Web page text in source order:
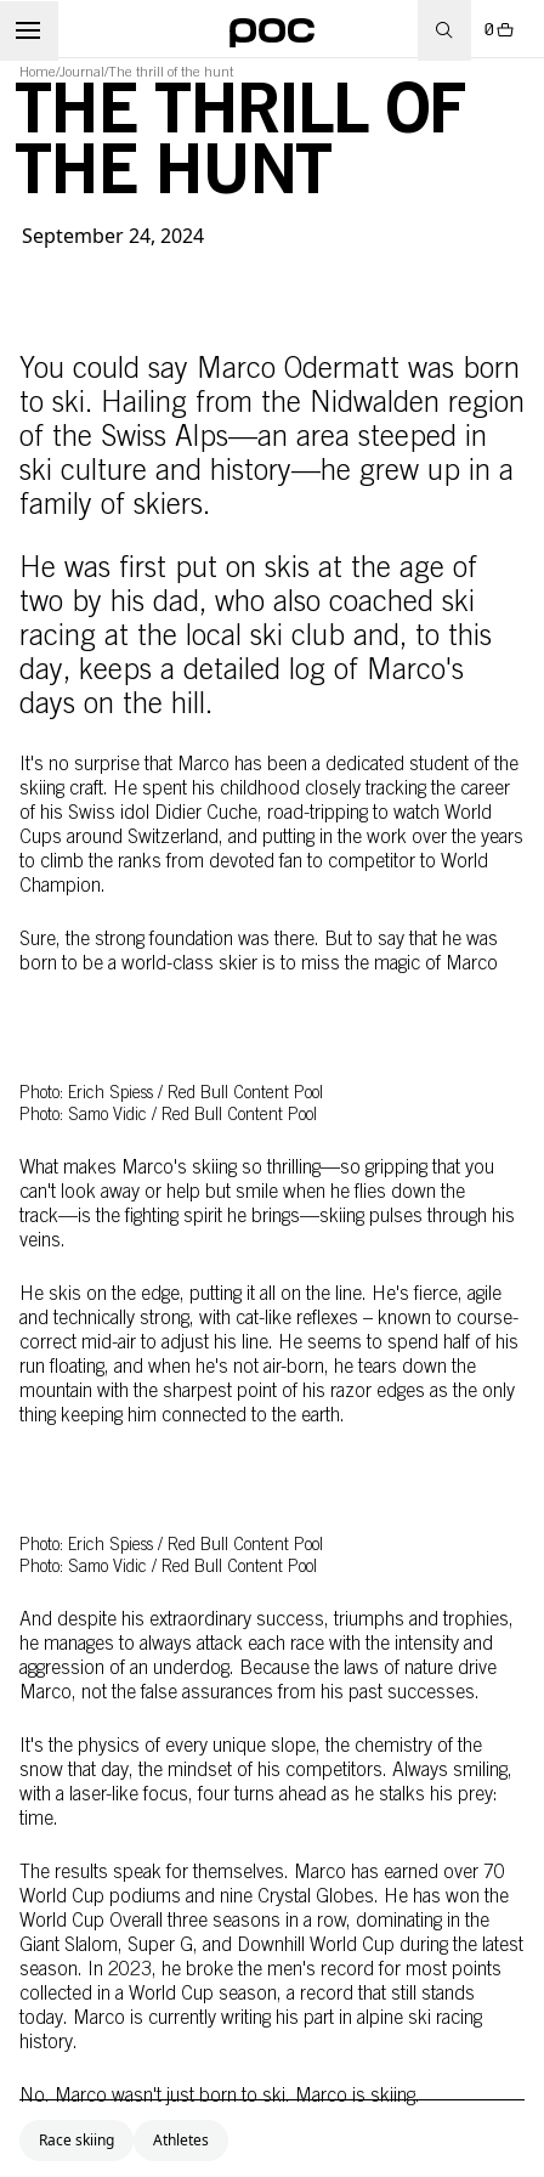
0
Home/Journal /The thrill of the hunt
THE THRILL OF
THE HUNT
September 24, 2024
You could say Marco Odermatt was born
to ski. Hailing from the Nidwalden region
of the Swiss Alps––an area steeped in
ski culture and history­­––he grew up in a
family of skiers.
He was first put on skis at the age of
two by his dad, who also coached ski
racing at the local ski club and, to this
day, keeps a detailed log of Marco's
days on the hill.
It's no surprise that Marco has been a dedicated student of the
skiing craft. He spent his childhood closely tracking the career
of his Swiss idol Didier Cuche, road-tripping to watch World
Cups around Switzerland, and putting in the work over the years
to climb the ranks from devoted fan to competitor to World
Champion.
Sure, the strong foundation was there. But to say that he was
born to be a world-class skier is to miss the magic of Marco
Photo: Erich Spiess / Red Bull Content Pool
Photo: Samo Vidic / Red Bull Content Pool
What makes Marco's skiing so thrilling––so gripping that you
can't look away or help but smile when he flies down the
track––is the fighting spirit he brings—skiing pulses through his
veins.
He skis on the edge, putting it all on the line. He's fierce, agile
and technically strong, with cat-like reflexes – known to course-
correct mid-air to adjust his line. He seems to spend half of his
run floating, and when he's not air-born, he tears down the
mountain with the sharpest point of his razor edges as the only
thing keeping him connected to the earth.
Photo: Erich Spiess / Red Bull Content Pool
Photo: Samo Vidic / Red Bull Content Pool
And despite his extraordinary success, triumphs and trophies,
he manages to always attack each race with the intensity and
aggression of an underdog. Because the laws of nature drive
Marco, not the false assurances from his past successes.
It's the physics of every unique slope, the chemistry of the
snow that day, the mindset of his competitors. Always smiling,
with a laser-like focus, four turns ahead as he stalks his prey:
time.
The results speak for themselves. Marco has earned over 70
World Cup podiums and nine Crystal Globes. He has won the
World Cup Overall three seasons in a row, dominating in the
Giant Slalom, Super G, and Downhill World Cup during the latest
season. In 2023, he broke the men's record for most points
collected in a World Cup season, a record that still stands
today. Marco is currently writing his part in alpine ski racing
history.
No. Marco wasn't just born to ski. Marco is skiing.
Race skiing Athletes